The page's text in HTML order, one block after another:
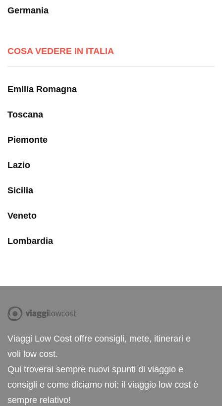
Germania
COSA VEDERE IN ITALIA
Emilia Romagna
Toscana
Piemonte
Lazio
Sicilia
Veneto
Lombardia
Viaggi Low Cost offre consigli, mete, itinerari e
voli low cost.
Qui troverai sempre nuovi spunti di viaggio e
consigli e come diciamo noi: il viaggio low cost è
sempre relativo!